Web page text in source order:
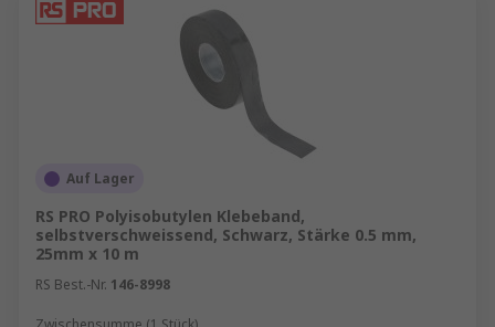
Auf Lager
RS PRO Polyisobutylen Klebeband,
selbstverschweissend, Schwarz, Stärke 0.5 mm,
25mm x 10 m
RS Best.-Nr. 146-8998